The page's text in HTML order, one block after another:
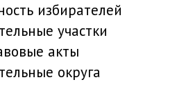
избирателей
участки
акты
округа